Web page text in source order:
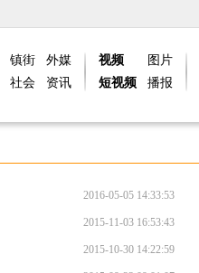
镇街
社会
外媒
资讯
视频
短视频
图片
播报
2016-05-05 14:33:53
2015-11-03 16:53:43
2015-10-30 14:22:59